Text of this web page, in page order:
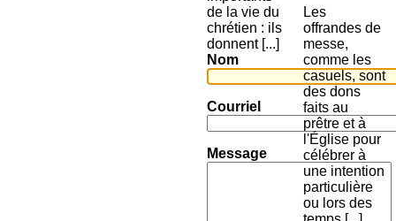
de la vie du
chrétien : ils
donnent [...]
Nom
Courriel
Message
Les
offrandes de
messe,
comme les
casuels, sont
des dons
faits au
prêtre et à
l'Église pour
célébrer à
une intention
particulière
ou lors des